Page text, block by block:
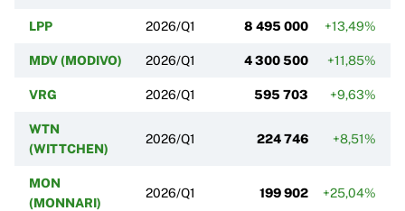
LPP 2026/Q1 8 495 000 +13,49%
MDV (MODIVO) 2026/Q1 4 300 500 +11,85%
VRG 2026/Q1 595 703 +9,63%
WTN
(WITTCHEN)
2026/Q1 224 746 +8,51%
MON
(MONNARI)
2026/Q1 199 902 +25,04%